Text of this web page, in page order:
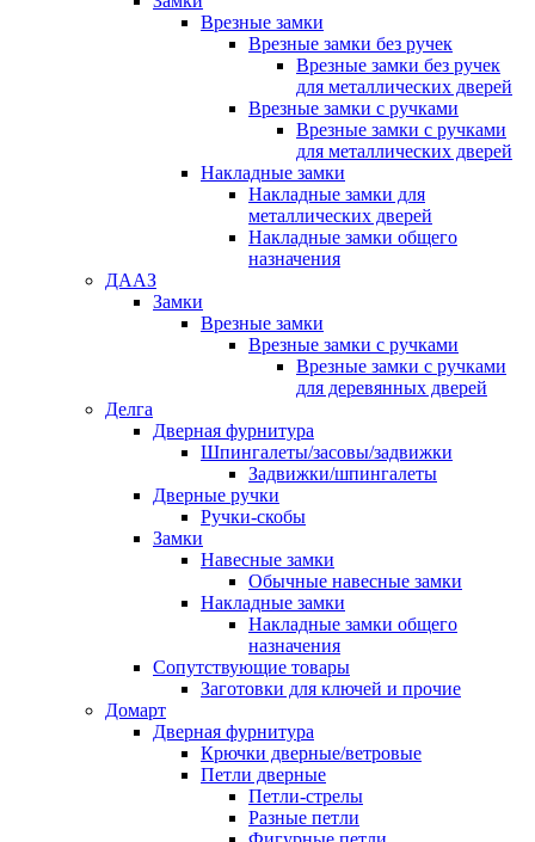
Врезные замки
Врезные замки без ручек
Врезные замки без ручек
для металлических дверей
Врезные замки с ручками
Врезные замки с ручками
для металлических дверей
Накладные замки
Накладные замки для
металлических дверей
Накладные замки общего
назначения
ДААЗ
Замки
Врезные замки
Врезные замки с ручками
Врезные замки с ручками
для деревянных дверей
Делга
Дверная фурнитура
Шпингалеты/засовы/задвижки
Задвижки/шпингалеты
Дверные ручки
Ручки-скобы
Замки
Навесные замки
Обычные навесные замки
Накладные замки
Накладные замки общего
назначения
Сопутствующие товары
Заготовки для ключей и прочие
Домарт
Дверная фурнитура
Крючки дверные/ветровые
Петли дверные
Петли-стрелы
Разные петли